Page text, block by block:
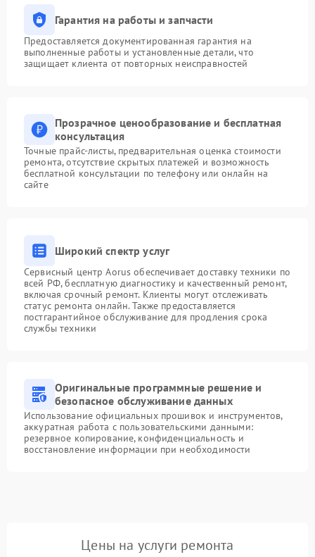
Гарантия на работы и запчасти
Предоставляется документированная гарантия на
выполненные работы и установленные детали, что
защищает клиента от повторных неисправностей
Прозрачное ценообразование и бесплатная
консультация
Точные прайс-листы, предварительная оценка стоимости
ремонта, отсутствие скрытых платежей и возможность
бесплатной консультации по телефону или онлайн на
сайте
Широкий спектр услуг
Сервисный центр Aorus обеспечивает доставку техники по
всей РФ, бесплатную диагностику и качественный ремонт,
включая срочный ремонт. Клиенты могут отслеживать
статус ремонта онлайн. Также предоставляется
постгарантийное обслуживание для продления срока
службы техники
Оригинальные программные решение и
безопасное обслуживание данных
Использование официальных прошивок и инструментов,
аккуратная работа с пользовательскими данными:
резервное копирование, конфиденциальность и
восстановление информации при необходимости
Цены на услуги ремонта